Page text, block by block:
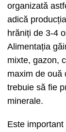
organizată
adică
hrăniți de 3-4
Alimentația
mixte, gazon,
maxim de ouă
trebuie să fie
minerale.
Este